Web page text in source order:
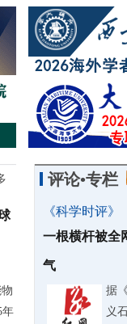
年
评论•专栏
《科学时评》
一根横杆被全
气
据
义